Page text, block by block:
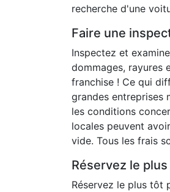
recherche d'une
Faire une
Inspectez et
dommages, rayures
franchise ! Ce qui
grandes entreprises
les conditions
locales peuvent
vide. Tous les frais
Réservez le
Réservez le plus tôt